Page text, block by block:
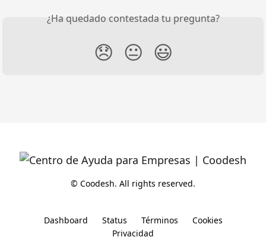
¿Ha quedado contestada tu pregunta?
😞 😐 😃
© Coodesh. All rights reserved.
Dashboard Status Términos
Cookies
Privacidad